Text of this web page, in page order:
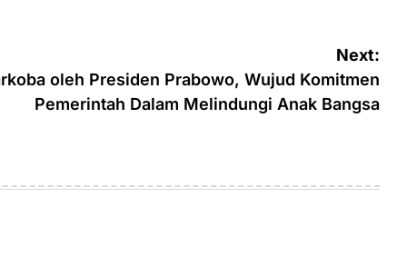
Next:
oleh Presiden Prabowo, Wujud Komitmen
Pemerintah Dalam Melindungi Anak Bangsa